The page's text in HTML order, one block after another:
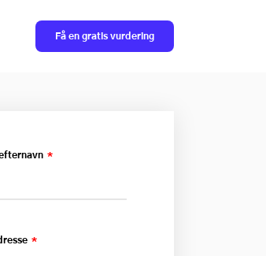
Få en gratis vurdering